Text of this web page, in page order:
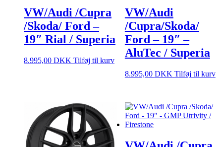
VW/Audi /Cupra
/Skoda/ Ford –
19″ Rial / Superia
8.995,00 DKK Tilføj til kurv
VW/Audi
/Cupra/Skoda/
Ford – 19″ –
AluTec / Superia
8.995,00 DKK Tilføj til kurv